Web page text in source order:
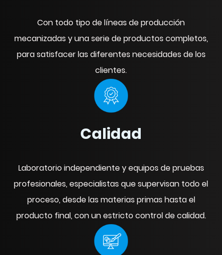
Con todo tipo de líneas de producción
mecanizadas y una serie de productos completos,
para satisfacer las diferentes necesidades de los
clientes.
Calidad
Laboratorio independiente y equipos de pruebas
profesionales, especialistas que supervisan todo el
proceso, desde las materias primas hasta el
producto final, con un estricto control de calidad.